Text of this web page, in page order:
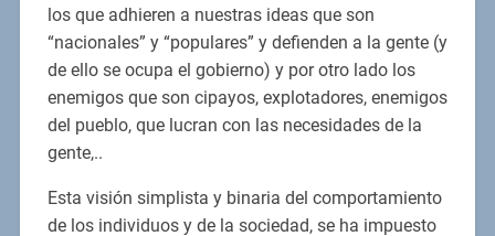
los que adhieren a nuestras ideas que son
“nacionales” y “populares” y defienden a la gente (y
de ello se ocupa el gobierno) y por otro lado los
enemigos que son cipayos, explotadores, enemigos
del pueblo, que lucran con las necesidades de la
gente,..
Esta visión simplista y binaria del comportamiento
de los individuos y de la sociedad, se ha impuesto